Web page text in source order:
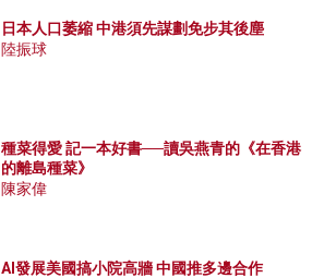
日本人口萎縮 中港須先謀劃免步其後塵
陸振球
種菜得愛 記一本好書──讀吳燕青的《在香港
的離島種菜》
陳家偉
AI發展美國搞小院高牆 中國推多邊合作